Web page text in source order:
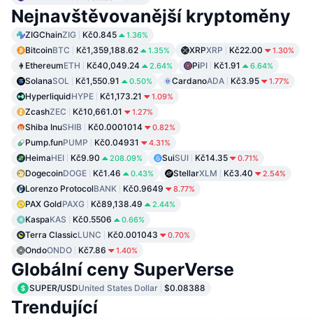
Nejnavštěvovanější kryptoměny
ZIGChainZIG Kč0.845 1.36%
BitcoinBTC Kč1,359,188.62 1.35% XRPXRP Kč22.00 1.30%
EthereumETH Kč40,049.24 2.64% PiPI Kč1.91 6.64%
SolanaSOL Kč1,550.91 0.50% CardanoADA Kč3.95 1.77%
HyperliquidHYPE Kč1,173.21 1.09%
ZcashZEC Kč10,661.01 1.27%
Shiba InuSHIB Kč0.0001014 0.82%
Pump.funPUMP Kč0.04931 4.31%
HeimaHEI Kč9.90 208.09% SuiSUI Kč14.35 0.71%
DogecoinDOGE Kč1.46 0.43% StellarXLM Kč3.40 2.54%
Lorenzo ProtocolBANK Kč0.9649 8.77%
PAX GoldPAXG Kč89,138.49 2.44%
KaspaKAS Kč0.5506 0.66%
Terra ClassicLUNC Kč0.001043 0.70%
OndoONDO Kč7.86 1.40%
Globální ceny SuperVerse
SUPER/USDUnited States Dollar $0.08388
Trendující